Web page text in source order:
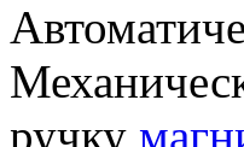
ручку